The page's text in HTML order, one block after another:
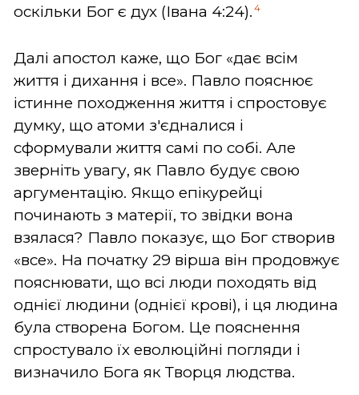
оскільки Бог є дух (Івана 4:24). 4
Далі апостол каже, що Бог «дає всім
життя і дихання і все». Павло пояснює
істинне походження життя і спростовує
думку, що атоми з'єдналися і
сформували життя самі по собі. Але
зверніть увагу, як Павло будує свою
аргументацію. Якщо епікурейці
починають з матерії, то звідки вона
взялася? Павло показує, що Бог створив
«все». На початку 29 вірша він продовжує
пояснювати, що всі люди походять від
однієї людини (однієї крові), і ця людина
була створена Богом. Це пояснення
спростувало їх еволюційні погляди і
визначило Бога як Творця людства.